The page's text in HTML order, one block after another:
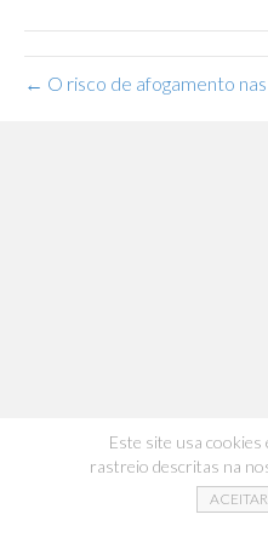
← O risco de afogamento
Este site usa
rastreio descritas na